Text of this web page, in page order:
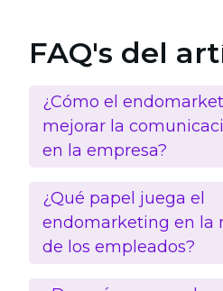
FAQ's del
¿Cómo el
mejorar la
en la empresa?
¿Qué papel juega el
endomarketing en la
de los empleados?